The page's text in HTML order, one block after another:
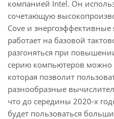
компанией Intel. Он
сочетающую
Cove и
работает на базовой
разгоняться при
серию компьютеров можно
которая позволит
разнообразные
что до середины 2020-х
будет пользоваться